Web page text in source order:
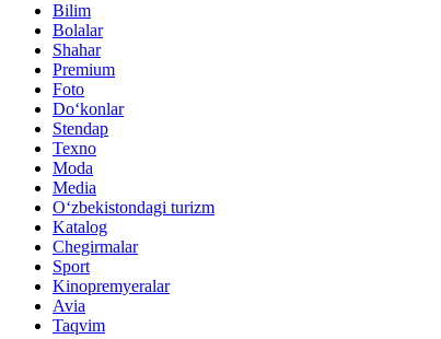
Bilim
Bolalar
Shahar
Premium
Foto
Do‘konlar
Stendap
Texno
Moda
Media
O‘zbekistondagi turizm
Katalog
Chegirmalar
Sport
Kinopremyeralar
Avia
Taqvim